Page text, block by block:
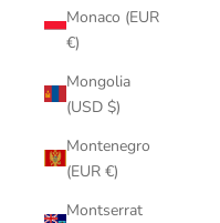
Monaco (EUR
€)
Mongolia
(USD $)
Montenegro
(EUR €)
Montserrat